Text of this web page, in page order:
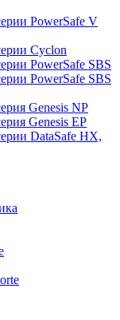
PowerSafe V
Cyclon
PowerSafe SBS
PowerSafe SBS
Genesis NP
Genesis EP
DataSafe HX,